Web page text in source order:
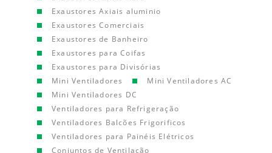
Exaustores Axiais aluminio
Exaustores Comerciais
Exaustores de Banheiro
Exaustores para Coifas
Exaustores para Divisórias
Mini Ventiladores
Mini Ventiladores AC
Mini Ventiladores DC
Ventiladores para Refrigeração
Ventiladores Balcões Frigorificos
Ventiladores para Painéis Elétricos
Conjuntos de Ventilação